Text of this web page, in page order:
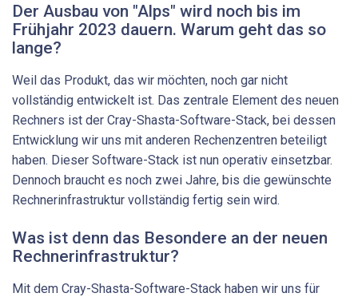
Der Ausbau von "Alps" wird noch bis im
Frühjahr 2023 dauern. Warum geht das so
lange?
Weil das Produkt, das wir möchten, noch gar nicht
vollständig entwickelt ist. Das zentrale Element des neuen
Rechners ist der Cray-Shasta-Software-​Stack, bei dessen
Entwicklung wir uns mit anderen Rechenzentren beteiligt
haben. Dieser Software-​Stack ist nun operativ einsetzbar.
Dennoch braucht es noch zwei Jahre, bis die gewünschte
Rechnerinfrastruktur vollständig fertig sein wird.
Was ist denn das Besondere an der neuen
Rechnerinfrastruktur?
Mit dem Cray-Shasta-Software-​Stack haben wir uns für